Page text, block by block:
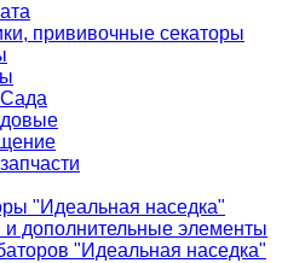
прививочные секаторы
"Идеальная наседка"
и дополнительные элементы
"Идеальная наседка"